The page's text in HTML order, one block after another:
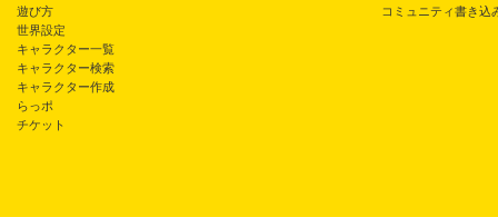
遊び方
世界設定
キャラクター一覧
キャラクター検索
キャラクター作成
らっポ
チケット
コミュニティ書き込